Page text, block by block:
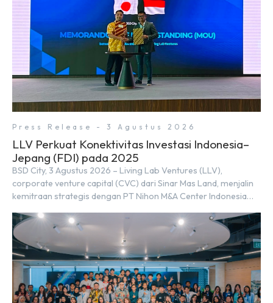
Press Release - 3 Agustus 2026
LLV Perkuat Konektivitas Investasi Indonesia–
Jepang (FDI) pada 2025
BSD City, 3 Agustus 2026 – Living Lab Ventures (LLV),
corporate venture capital (CVC) dari Sinar Mas Land, menjalin
kemitraan strategis dengan PT Nihon M&A Center Indonesia
tersebut ditandai dengan penandatanganan Memorandum of
Understanding (MoU) oleh Bayu Seto (Partner at Living Lab
Ventures) dan Kosuke Kawata […]